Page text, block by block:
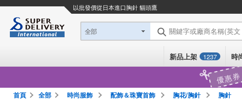
以批發價從日本進口胸針 貓頭鷹
全部 關鍵字或廠商名稱(英
新品上架 1237 時
優惠券
首頁 全部 時尚服飾 配飾＆珠寶首飾 胸花/胸針 胸針